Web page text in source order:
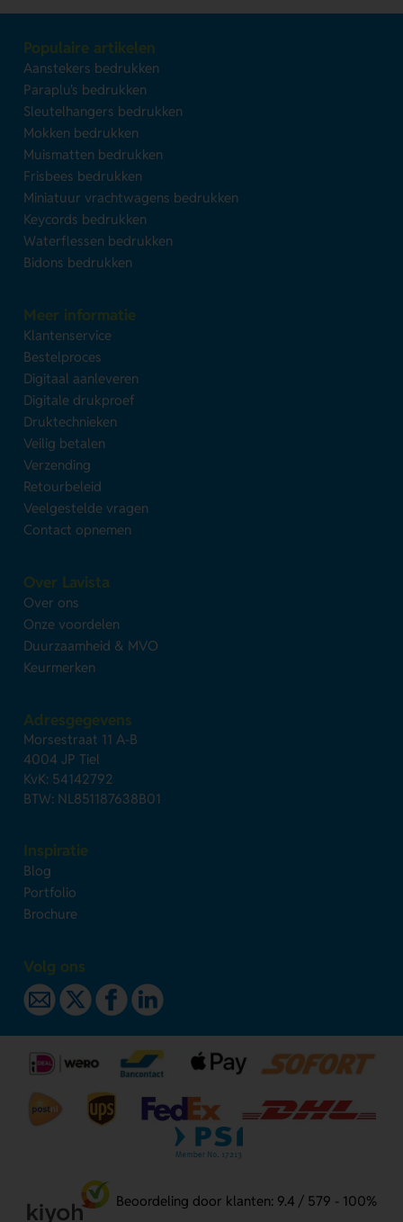
Populaire artikelen
Aanstekers bedrukken
Paraplu's bedrukken
Sleutelhangers bedrukken
Mokken bedrukken
Muismatten bedrukken
Frisbees bedrukken
Miniatuur vrachtwagens bedrukken
Keycords bedrukken
Waterflessen bedrukken
Bidons bedrukken
Meer informatie
Klantenservice
Bestelproces
Digitaal aanleveren
Digitale drukproef
Druktechnieken
Veilig betalen
Verzending
Retourbeleid
Veelgestelde vragen
Contact opnemen
Over Lavista
Over ons
Onze voordelen
Duurzaamheid & MVO
Keurmerken
Adresgegevens
Morsestraat 11 A-B
4004 JP Tiel
KvK: 54142792
BTW: NL851187638B01
Inspiratie
Blog
Portfolio
Brochure
Volg ons
Beoordeling door klanten: 9.4 / 579 - 100%